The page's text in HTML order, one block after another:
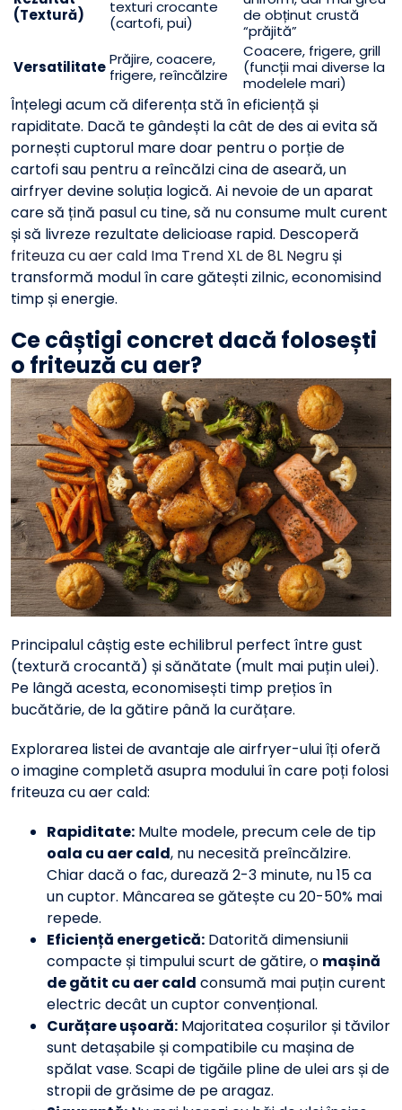
(Textură)
texturi crocante
(cartofi, pui)
de obținut crustă
“prăjită”
VersatilitatePrăjire, coacere,
frigere, reîncălzire
Coacere, frigere, grill
(funcții mai diverse la
modelele mari)
Înțelegi acum că diferența stă în eficiență și
rapiditate. Dacă te gândești la cât de des ai evita să
pornești cuptorul mare doar pentru o porție de
cartofi sau pentru a reîncălzi cina de aseară, un
airfryer devine soluția logică. Ai nevoie de un aparat
care să țină pasul cu tine, să nu consume mult curent
și să livreze rezultate delicioase rapid. Descoperă
friteuza cu aer cald Ima Trend XL de 8L Negruși
transformă modul în care gătești zilnic, economisind
timp și energie.
Ce câștigi concret dacă folosești
o friteuză cu aer?
Principalul câștig este echilibrul perfect între gust
(textură crocantă) și sănătate (mult mai puțin ulei).
Pe lângă acesta, economisești timp prețios în
bucătărie, de la gătire până la curățare.
Explorarea listei de avantaje ale airfryer-ului îți oferă
o imagine completă asupra modului în care poți folosi
friteuza cu aer cald:
Rapiditate: Multe modele, precum cele de tip
oala cu aer cald, nu necesită preîncălzire.
Chiar dacă o fac, durează 2-3 minute, nu 15 ca
un cuptor. Mâncarea se gătește cu 20-50% mai
repede.
Eficiență energetică: Datorită dimensiunii
compacte și timpului scurt de gătire, o mașină
de gătit cu aer cald consumă mai puțin curent
electric decât un cuptor convențional.
Curățare ușoară: Majoritatea coșurilor și tăvilor
sunt detașabile și compatibile cu mașina de
spălat vase. Scapi de tigăile pline de ulei ars și de
stropii de grăsime de pe aragaz.